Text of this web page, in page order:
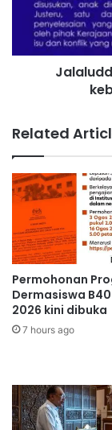
g
r
u
a
n
e
r
t
k
a
p
a
i
t
a
k
e
r
j
a
a
n
k
a
e
m
u
Related
Permohonan
Dermasiswa
2026 kini dibuka
7 hours ago